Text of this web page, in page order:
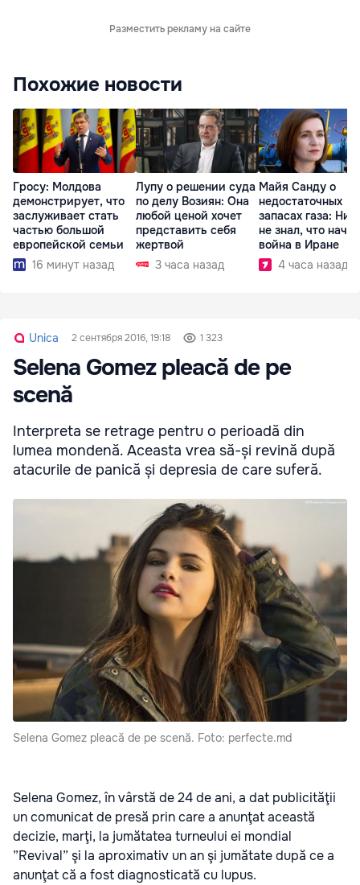
Разместить рекламу на сайте
Похожие новости
Гросу: Молдова
демонстрирует, что
заслуживает стать
частью большой
европейской семьи
16 минут назад
Лупу о решении суда
по делу Возиян: Она
любой ценой хочет
представить себя
жертвой
3 часа назад
Майя Санду о
недостаточных
запасах газа:
не знал, что
война в Иране
4 часа назад
Unica 2 сентября 2016, 19:18 1 323
Selena Gomez pleacă de pe
scenă
Interpreta se retrage pentru o perioadă din
lumea mondenă. Aceasta vrea să-și revină după
atacurile de panică și depresia de care suferă.
Selena Gomez pleacă de pe scenă. Foto: perfecte.md
Selena Gomez, în vârstă de 24 de ani, a dat publicităţii
un comunicat de presă prin care a anunţat această
decizie, marţi, la jumătatea turneului ei mondial
”Revival” şi la aproximativ un an şi jumătate după ce a
anunţat că a fost diagnosticată cu lupus.